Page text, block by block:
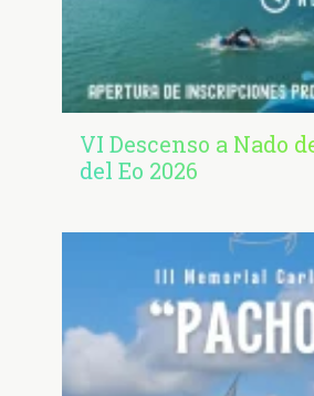
VI Descenso a Nado
del Eo 2026